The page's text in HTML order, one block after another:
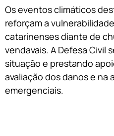
Os eventos climáticos
reforçam a
catarinenses diante de
vendavais. A Defesa Civil
situação e prestando
avaliação dos danos e na
emergenciais.